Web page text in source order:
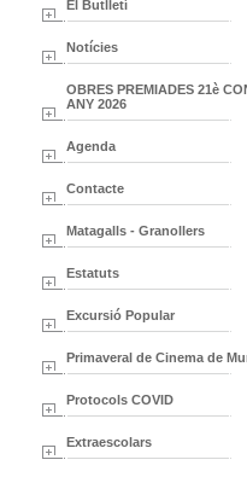
El Butlletí
Notícies
OBRES PREMIADES 21è
ANY 2026
Agenda
Contacte
Matagalls - Granollers
Estatuts
Excursió Popular
Primaveral de Cinema de
Protocols COVID
Extraescolars